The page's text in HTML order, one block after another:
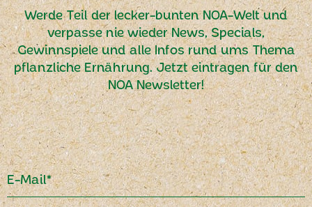
Werde Teil der lecker-bunten NOA-Welt und
verpasse nie wieder News, Specials,
Gewinnspiele und alle Infos rund ums Thema
pflanzliche Ernährung. Jetzt eintragen für den
NOA Newsletter!
E-Mail*